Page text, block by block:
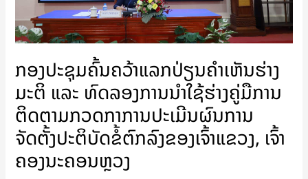
ກອງປະຊຸມຄົ້ນຄວ້າແລກປ່ຽນຄໍາເຫັນຮ່າງ
ມະຕິ ແລະ ທົດລອງການນຳໃຊ້ຮ່າງຄູ່ມືການ
ຕິດຕາມກວດກາການປະເມີນຜົນການ
ຈັດຕັ້ງປະຕິບັດຂໍ້ຕົກລົງຂອງເຈົ້າແຂວງ, ເຈົ້າ
ຄອງນະຄອນຫຼວງ
ເຫັນ
ຮ່າງ
ມະຕິ
ທົດລອງ
ການ
ນຳ
ໃຊ້